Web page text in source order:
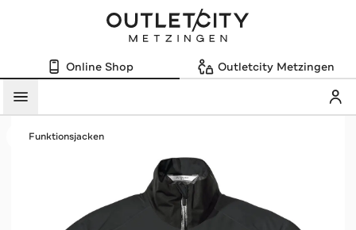
Online Shop Outletcity Metzingen
Menü
Funktionsjacken